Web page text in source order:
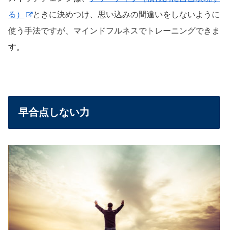
る）
ときに決めつけ、思い込みの間違いをしないように
使う手法ですが、マインドフルネスでトレーニングできま
す。
早合点しない力